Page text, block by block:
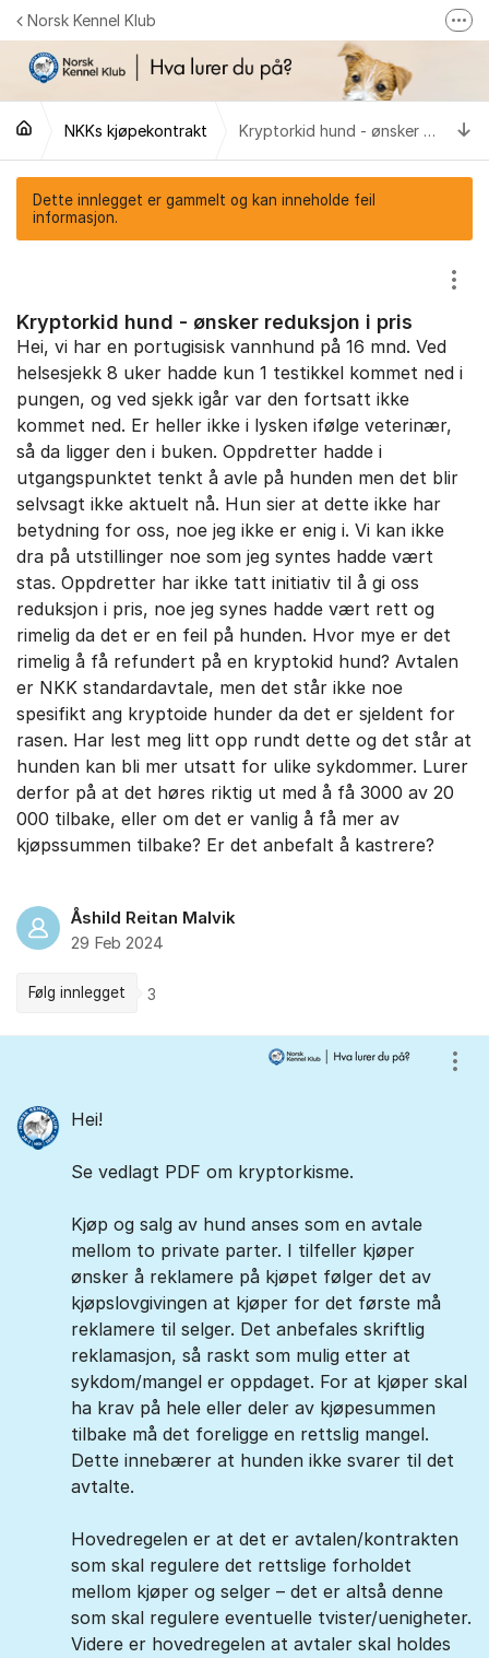
Gå til innhold
Norsk Kennel Klub
Følg oss på Facebook
Følg oss på Instagram
NKK-butikken
Tilbake til NKKs nettsider
NKKs kjøpekontrakt Kryptorkid hund - ønsker reduksjon i pris
Dette innlegget er gammelt og kan inneholde feil
informasjon.
Kryptorkid hund - ønsker reduksjon i pris
Vis/
Hei, vi har en portugisisk vannhund på 16 mnd. Ved
helsesjekk 8 uker hadde kun 1 testikkel kommet ned i
pungen, og ved sjekk igår var den fortsatt ikke
kommet ned. Er heller ikke i lysken ifølge veterinær,
så da ligger den i buken. Oppdretter hadde i
utgangspunktet tenkt å avle på hunden men det blir
selvsagt ikke aktuelt nå. Hun sier at dette ikke har
betydning for oss, noe jeg ikke er enig i. Vi kan ikke
dra på utstillinger noe som jeg syntes hadde vært
stas. Oppdretter har ikke tatt initiativ til å gi oss
reduksjon i pris, noe jeg synes hadde vært rett og
rimelig da det er en feil på hunden. Hvor mye er det
rimelig å få refundert på en kryptokid hund? Avtalen
er NKK standardavtale, men det står ikke noe
spesifikt ang kryptoide hunder da det er sjeldent for
rasen. Har lest meg litt opp rundt dette og det står at
hunden kan bli mer utsatt for ulike sykdommer. Lurer
derfor på at det høres riktig ut med å få 3000 av 20
000 tilbake, eller om det er vanlig å få mer av
kjøpssummen tilbake? Er det anbefalt å kastrere?
Åshild Reitan Malvik
29 Feb 2024
Følg innlegget 3
Hei!
Se vedlagt PDF om kryptorkisme.
Kjøp og salg av hund anses som en avtale
mellom to private parter. I tilfeller kjøper
ønsker å reklamere på kjøpet følger det av
kjøpslovgivingen at kjøper for det første må
reklamere til selger. Det anbefales skriftlig
reklamasjon, så raskt som mulig etter at
sykdom/mangel er oppdaget. For at kjøper skal
ha krav på hele eller deler av kjøpesummen
tilbake må det foreligge en rettslig mangel.
Dette innebærer at hunden ikke svarer til det
avtalte.
Hovedregelen er at det er avtalen/kontrakten
som skal regulere det rettslige forholdet
mellom kjøper og selger – det er altså denne
som skal regulere eventuelle tvister/uenigheter.
Videre er hovedregelen at avtaler skal holdes
Vis/